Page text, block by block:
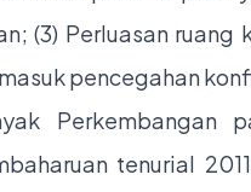
(3) Perluasan
pencegahan
Perkembangan
tenurial